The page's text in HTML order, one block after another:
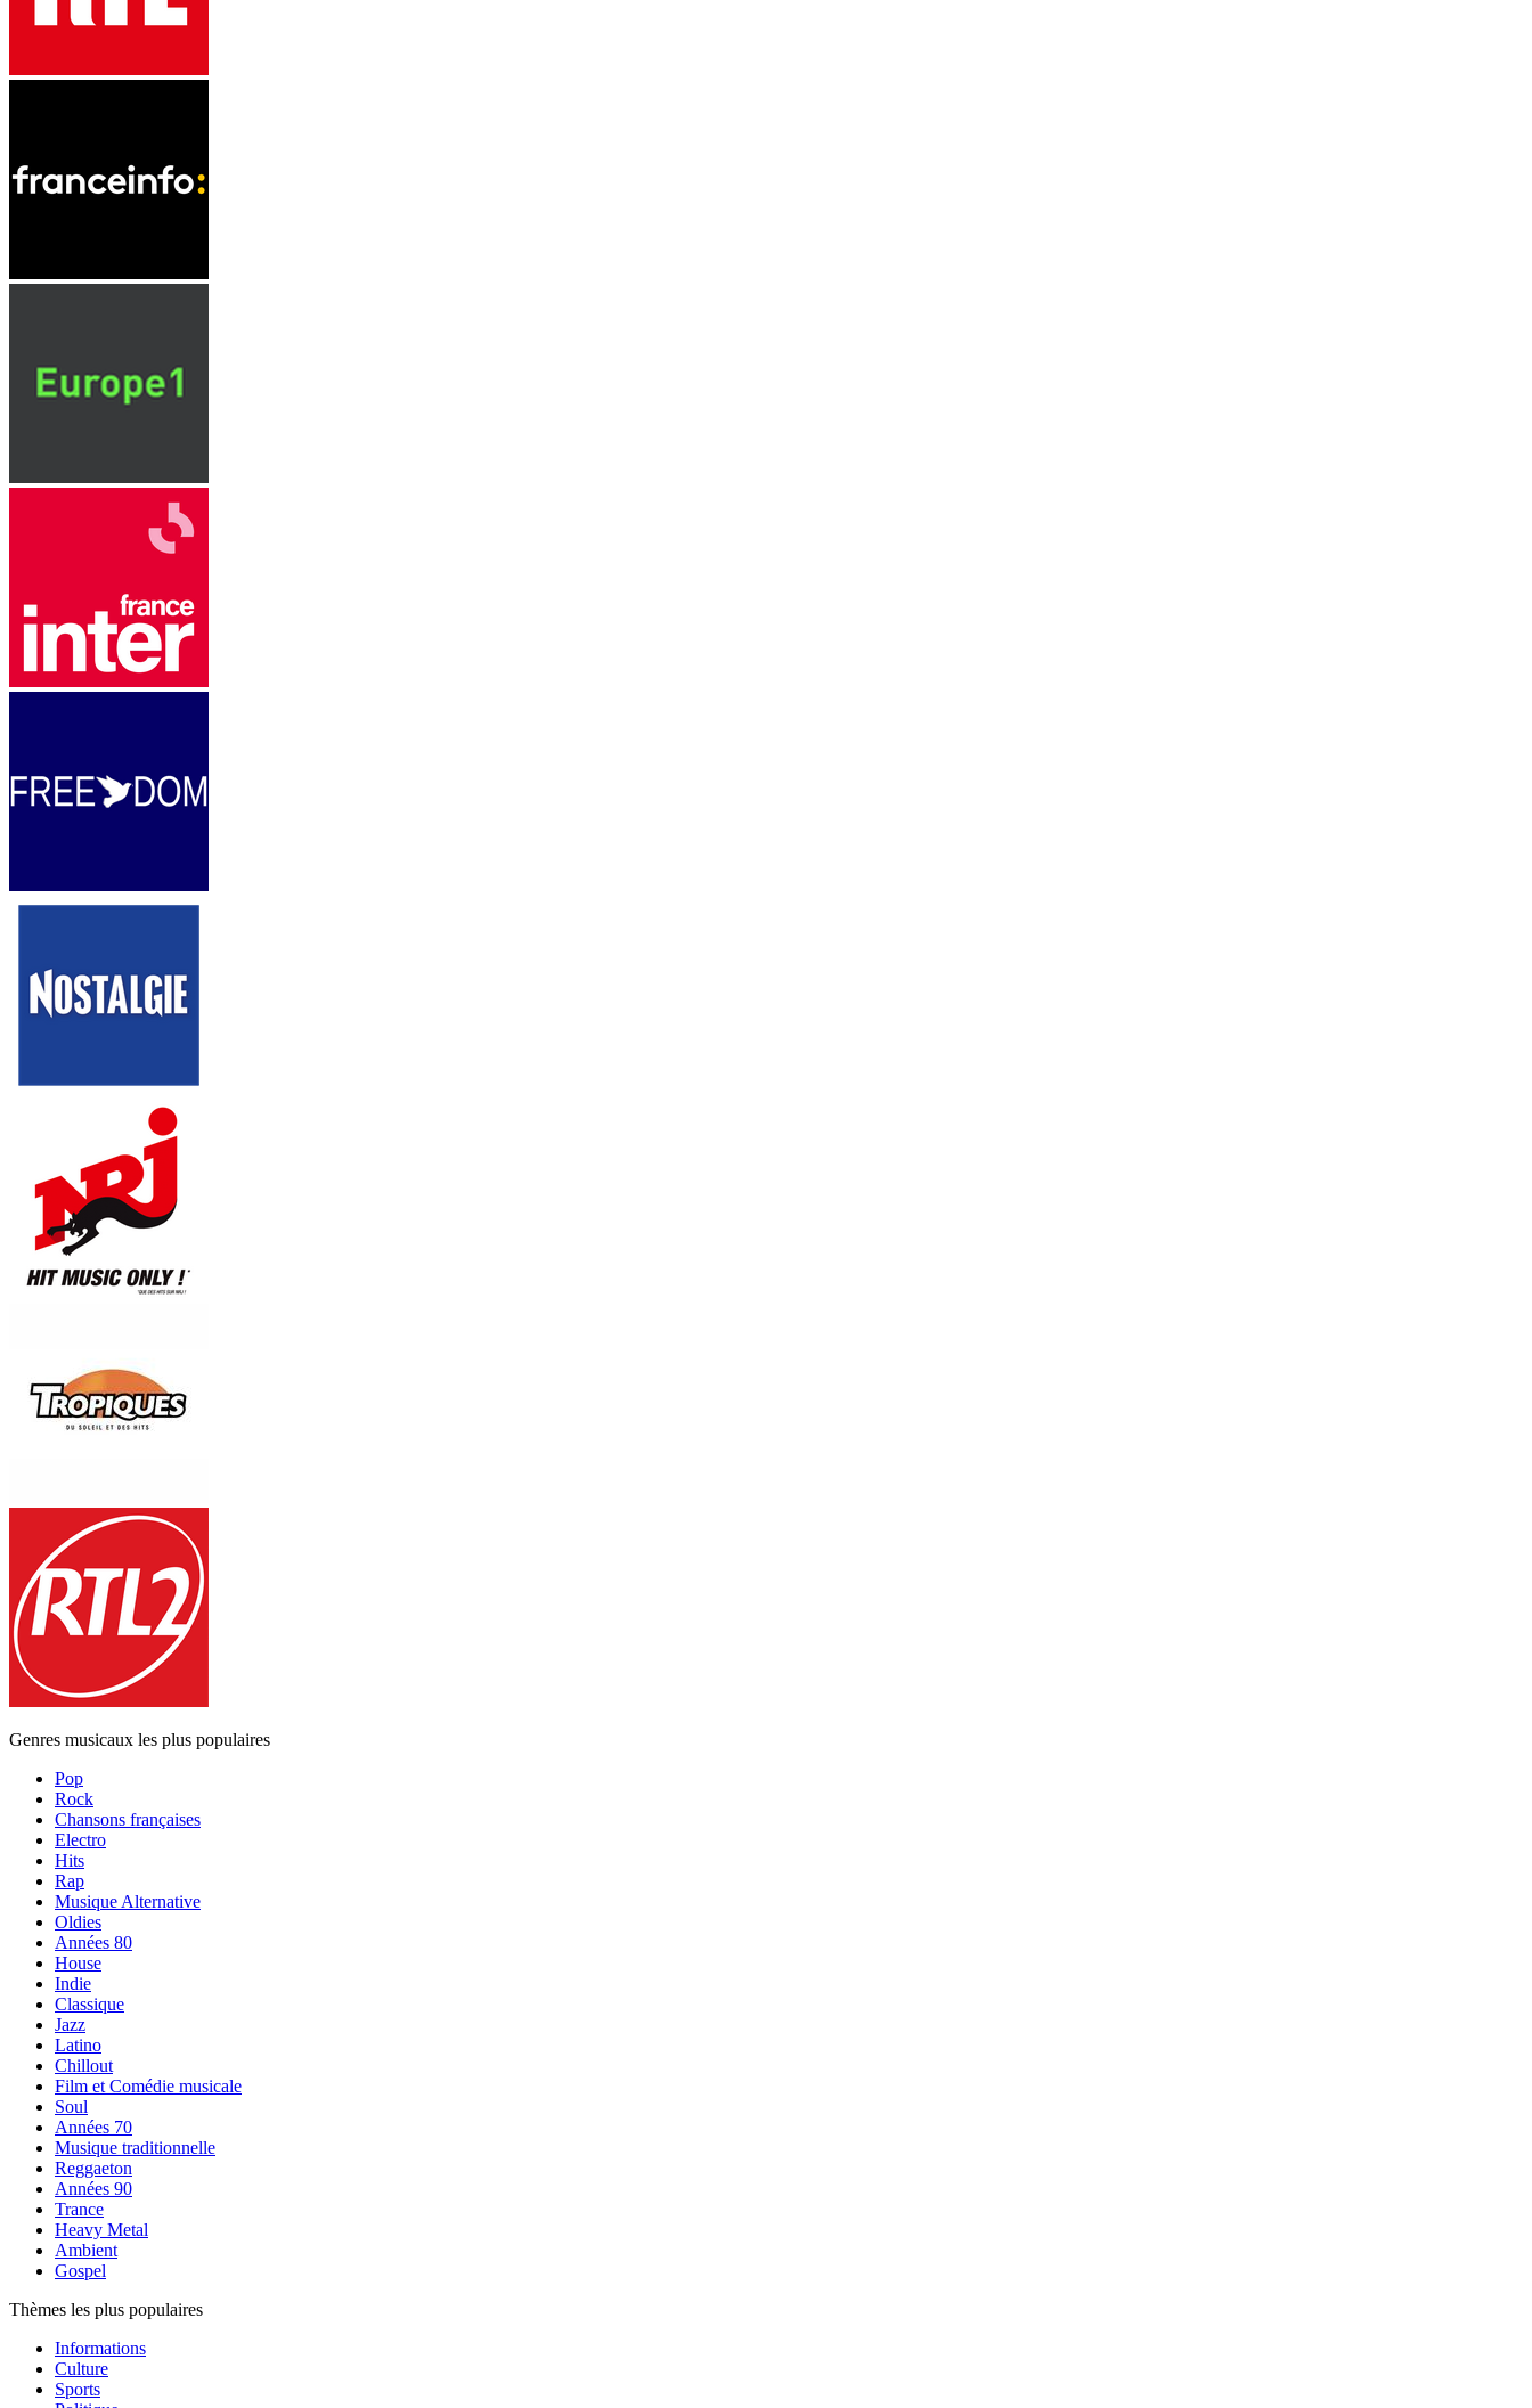
Genres musicaux les plus populaires
Pop
Rock
Chansons françaises
Electro
Hits
Rap
Musique Alternative
Oldies
Années 80
House
Indie
Classique
Jazz
Latino
Chillout
Film et Comédie musicale
Soul
Années 70
Musique traditionnelle
Reggaeton
Années 90
Trance
Heavy Metal
Ambient
Gospel
Thèmes les plus populaires
Informations
Culture
Sports